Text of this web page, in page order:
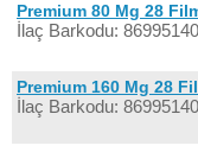
Premium 80 Mg 28
İlaç Barkodu:
Premium 160 Mg 28
İlaç Barkodu: